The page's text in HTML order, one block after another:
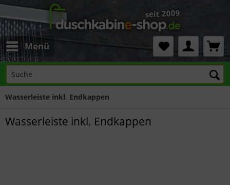
Menü
Wasserleiste inkl. Endkappen
Wasserleiste inkl. Endkappen